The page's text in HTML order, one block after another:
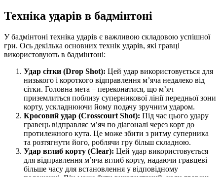
Техніка ударів в бадмінтоні
У бадмінтоні техніка ударів є важливою складовою успішної
гри. Ось декілька основних технік ударів, які гравці
використовують в бадмінтоні:
Удар сітки (Drop Shot): Цей удар використовується для
низького і короткого відправлення м’яча недалеко від
сітки. Головна мета – переконатися, що м’яч
приземлиться поблизу суперникової лінії передньої зони
корту, ускладнюючи йому подачу зручним ударом.
Кросовий удар (Crosscourt Shot): Під час цього удару
гравець відправляє м’яч по діагоналі через корт до
протилежного кута. Це може збити з ритму суперника
та розтягнути його, роблячи гру більш складною.
Удар вглиб корту (Clear): Цей удар використовується
для відправлення м’яча вглиб корту, надаючи гравцеві
більше часу для встановлення у відповідному